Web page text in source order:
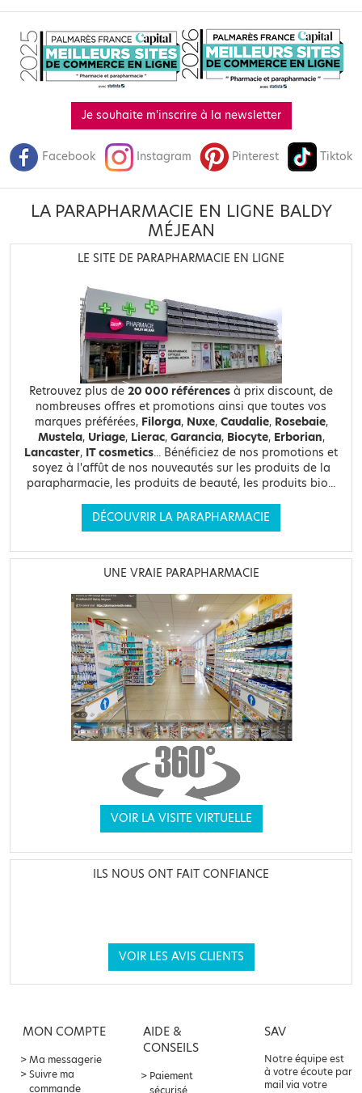
Je souhaite m'inscrire à la newsletter
Facebook Instagram Pinterest Tiktok
LA PARAPHARMACIE EN LIGNE BALDY
MÉJEAN
LE SITE DE PARAPHARMACIE EN LIGNE
Retrouvez plus de 20 000 références à prix discount, de
nombreuses offres et promotions ainsi que toutes vos
marques préférées, Filorga, Nuxe, Caudalie, Rosebaie,
Mustela, Uriage, Lierac, Garancia, Biocyte, Erborian,
Lancaster, IT cosmetics... Bénéficiez de nos promotions et
soyez à l'affût de nos nouveautés sur les produits de la
parapharmacie, les produits de beauté, les produits bio...
DÉCOUVRIR LA PARAPHARMACIE
UNE VRAIE PARAPHARMACIE
VOIR LA VISITE VIRTUELLE
ILS NOUS ONT FAIT CONFIANCE
VOIR LES AVIS CLIENTS
MON COMPTE
Ma messagerie
Suivre ma
commande
AIDE &
CONSEILS
Paiement
SAV
Notre équipe est
à votre écoute par
mail via votre